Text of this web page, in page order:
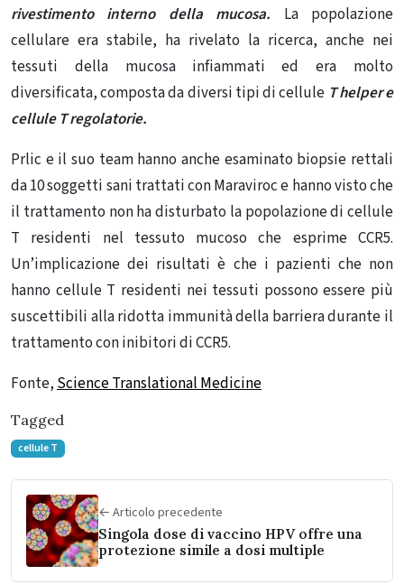
rivestimento interno della mucosa. La popolazione
cellulare era stabile, ha rivelato la ricerca, anche nei
tessuti della mucosa infiammati ed era molto
diversificata, composta da diversi tipi di cellule T helper e
cellule T regolatorie.
Prlic e il suo team hanno anche esaminato biopsie rettali
da 10 soggetti sani trattati con Maraviroc e hanno visto che
il trattamento non ha disturbato la popolazione di cellule
T residenti nel tessuto mucoso che esprime CCR5.
Un’implicazione dei risultati è che i pazienti che non
hanno cellule T residenti nei tessuti possono essere più
suscettibili alla ridotta immunità della barriera durante il
trattamento con inibitori di CCR5.
Fonte,Science Translational Medicine
Tagged
cellule T
← Articolo precedente
Singola dose di vaccino HPV offre una
protezione simile a dosi multiple